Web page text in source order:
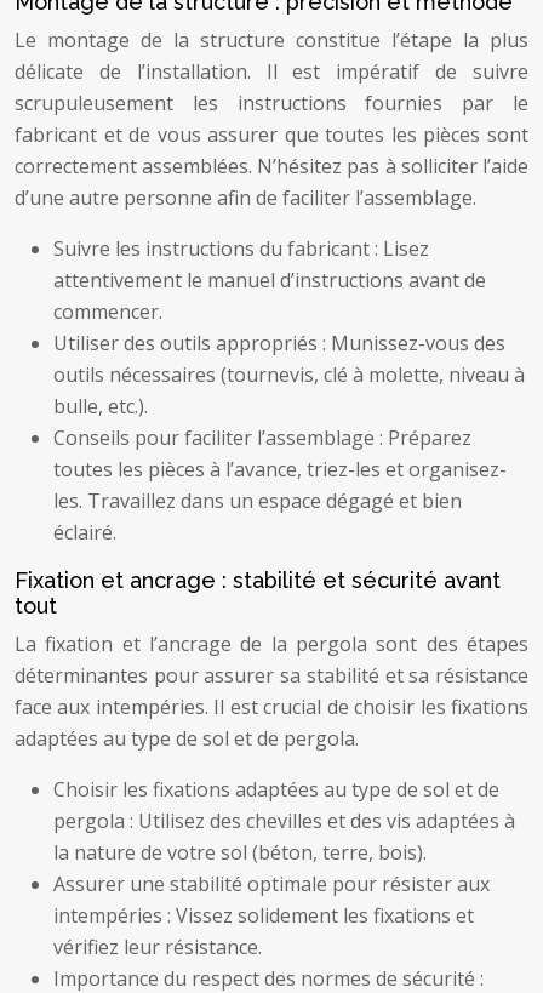
Le montage de la structure constitue l’étape la plus
délicate de l’installation. Il est impératif de suivre
scrupuleusement les instructions fournies par le
fabricant et de vous assurer que toutes les pièces sont
correctement assemblées. N’hésitez pas à solliciter l’aide
d’une autre personne afin de faciliter l’assemblage.
Suivre les instructions du fabricant : Lisez
attentivement le manuel d’instructions avant de
commencer.
Utiliser des outils appropriés : Munissez-vous des
outils nécessaires (tournevis, clé à molette, niveau à
bulle, etc.).
Conseils pour faciliter l’assemblage : Préparez
toutes les pièces à l’avance, triez-les et organisez-
les. Travaillez dans un espace dégagé et bien
éclairé.
Fixation et ancrage : stabilité et sécurité avant
tout
La fixation et l’ancrage de la pergola sont des étapes
déterminantes pour assurer sa stabilité et sa résistance
face aux intempéries. Il est crucial de choisir les fixations
adaptées au type de sol et de pergola.
Choisir les fixations adaptées au type de sol et de
pergola : Utilisez des chevilles et des vis adaptées à
la nature de votre sol (béton, terre, bois).
Assurer une stabilité optimale pour résister aux
intempéries : Vissez solidement les fixations et
vérifiez leur résistance.
Importance du respect des normes de sécurité :